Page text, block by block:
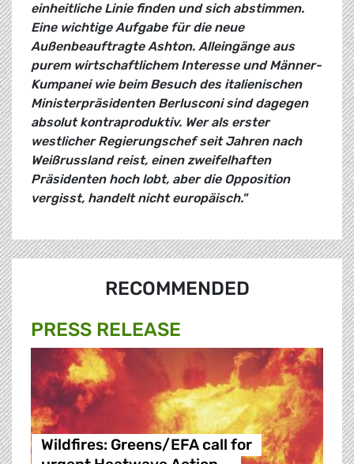
einheitliche Linie finden und sich abstimmen.
Eine wichtige Aufgabe für die neue
Außenbeauftragte Ashton. Alleingänge aus
purem wirtschaftlichem Interesse und Männer-
Kumpanei wie beim Besuch des italienischen
Ministerpräsidenten Berlusconi sind dagegen
absolut kontraproduktiv. Wer als erster
westlicher Regierungschef seit Jahren nach
Weißrussland reist, einen zweifelhaften
Präsidenten hoch lobt, aber die Opposition
vergisst, handelt nicht europäisch."
RECOMMENDED
PRESS RELEASE
Wildfires: Greens/EFA call for